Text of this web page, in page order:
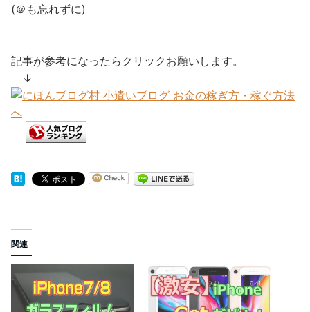
(＠も忘れずに)
記事が参考になったらクリックお願いします。
↓
関連